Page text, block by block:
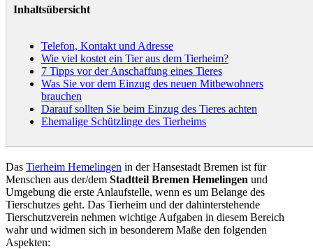
Inhaltsübersicht
Telefon, Kontakt und Adresse
Wie viel kostet ein Tier aus dem Tierheim?
7 Tipps vor der Anschaffung eines Tieres
Was Sie vor dem Einzug des neuen Mitbewohners
brauchen
Darauf sollten Sie beim Einzug des Tieres achten
Ehemalige Schützlinge des Tierheims
Das Tierheim Hemelingen in der Hansestadt Bremen ist für
Menschen aus der/dem Stadtteil Bremen Hemelingen und
Umgebung die erste Anlaufstelle, wenn es um Belange des
Tierschutzes geht. Das Tierheim und der dahinterstehende
Tierschutzverein nehmen wichtige Aufgaben in diesem Bereich
wahr und widmen sich in besonderem Maße den folgenden
Aspekten: